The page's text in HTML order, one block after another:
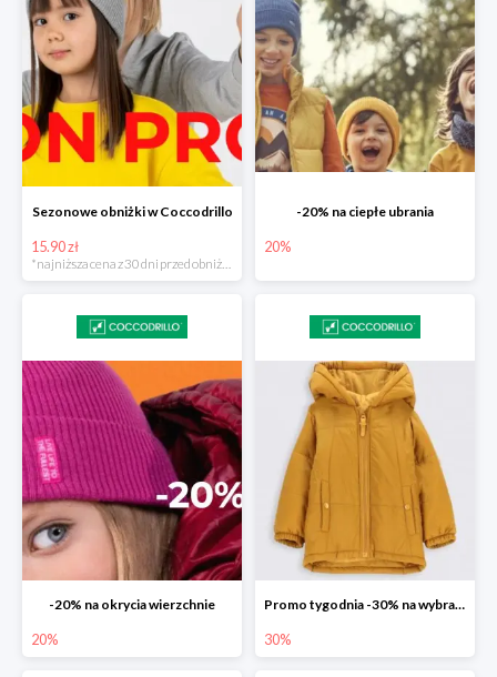
Sezonowe obniżki w Coccodrillo
15.90 zł
-20% na ciepłe ubrania
20%
-20% na okrycia wierzchnie
20%
Promo tygodnia -30% na wybrane modele
30%